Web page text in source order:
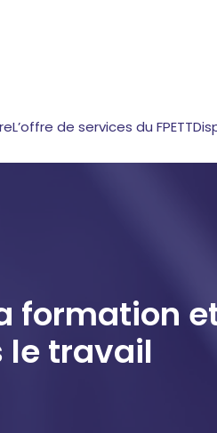
L’offre de services du FPETT
formation
le travail